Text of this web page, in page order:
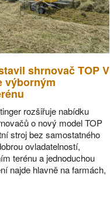
shrnovač TOP V
výborným
rozšiřuje nabídku
o nový model TOP
stroj bez samostatného
ovladatelností,
terénu a jednoduchou
najde hlavně na farmách,